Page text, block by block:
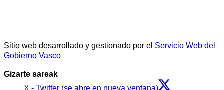
Sitio web desarrollado y gestionado por el Servicio Web del
Gobierno Vasco
Gizarte sareak
X - Twitter (se abre en nueva ventana)